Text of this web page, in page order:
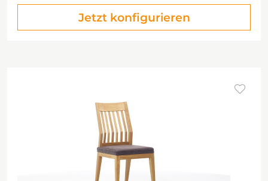
Jetzt konfigurieren